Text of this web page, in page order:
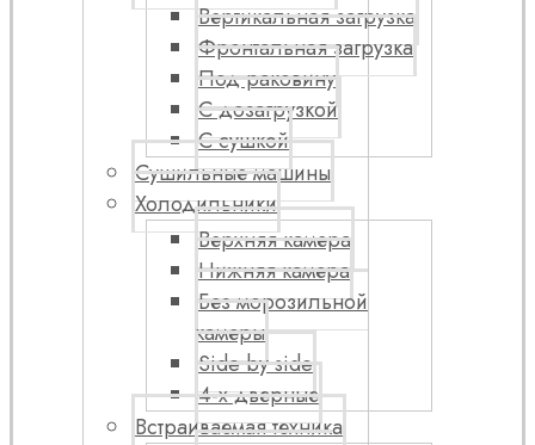
Вертикальная загрузка
Фронтальная загрузка
Под раковину
С дозагрузкой
С сушкой
Сушильные машины
Холодильники
Верхняя камера
Нижняя камера
Без морозильной
камеры
Side by side
4-х дверные
Встраиваемая техника